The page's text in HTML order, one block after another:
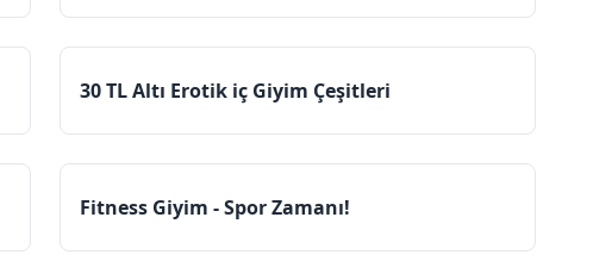
30 TL Altı Erotik iç Giyim Çeşitleri
Fitness Giyim - Spor Zamanı!